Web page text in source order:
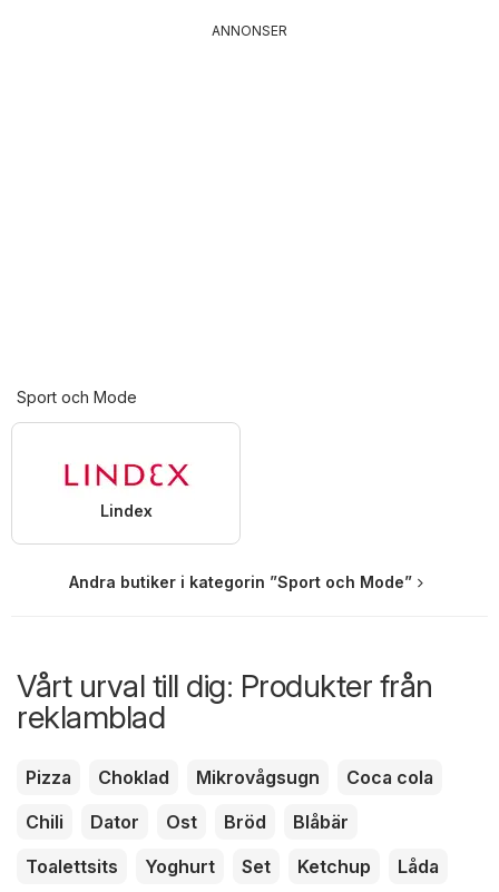
ANNONSER
Sport och Mode
Lindex
Andra butiker i kategorin ”Sport och Mode”
Vårt urval till dig: Produkter från
reklamblad
Pizza Choklad Mikrovågsugn
Coca cola
Chili
Dator Ost Bröd
Blåbär
Toalettsits
Yoghurt Set Ketchup
Låda